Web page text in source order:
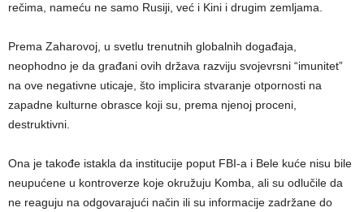
rečima, nameću ne samo Rusiji, već i Kini i drugim zemljama.
Prema Zaharovoj, u svetlu trenutnih globalnih događaja,
neophodno je da građani ovih država razviju svojevrsni “imunitet”
na ove negativne uticaje, što implicira stvaranje otpornosti na
zapadne kulturne obrasce koji su, prema njenoj proceni,
destruktivni.
Ona je takođe istakla da institucije poput FBI-a i Bele kuće nisu bile
neupućene u kontroverze koje okružuju Komba, ali su odlučile da
ne reaguju na odgovarajući način ili su informacije zadržane do